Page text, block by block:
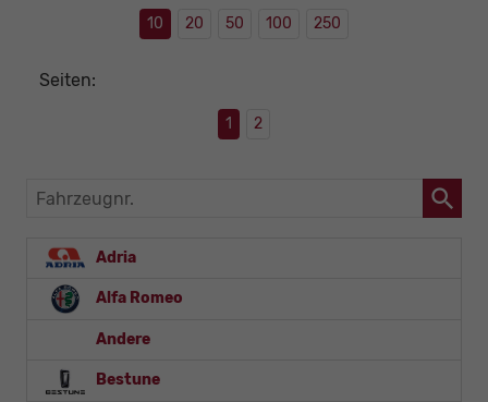
10 20 50 100 250
Seiten:
1 2
Fahrzeugnr.
Adria
Alfa Romeo
Andere
Bestune